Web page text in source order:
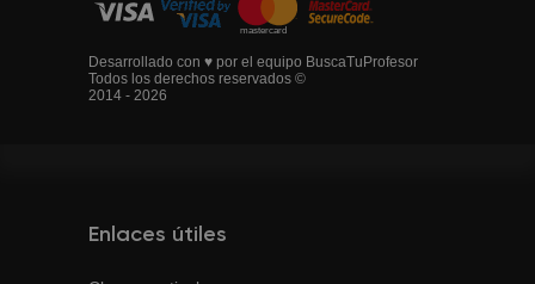
Desarrollado con ♥ por el equipo BuscaTuProfesor
Todos los derechos reservados ©
2014 - 2026
Enlaces útiles